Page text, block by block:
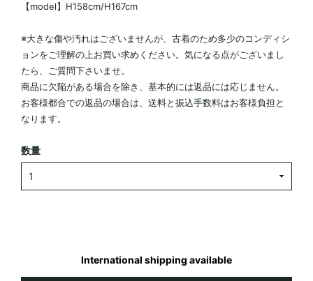
【model】H158cm/H167cm
※大きな傷や汚れはございませんが、古着のため多少のコンディシ
ョンをご理解の上お買い求めください。気になる点がございまし
たら、ご質問下さいませ。
商品に欠陥がある場合を除き、基本的には返品には応じません。
お客様都合での返品の場合は、送料と振込手数料はお客様負担と
なります。
数量
International shipping available